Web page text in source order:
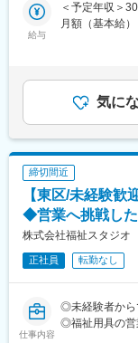
のため、実力
ていただくこ
■障がい者支援
・障がい者支
異なるため、
我々の支援に
長していく姿に
■当社のコンセ
・ご利用者様
えます。家族
ンを通して、
こでくらした
ます。
変更の範囲：
※1日患者数50
◇売上に加え
ンの習得など
としても成長
■当社の特徴：
◇広島県を中心
主に広島県で
のための美容
営しております
※今後、更なる
◇離職率が低く
・知識・技術
が特徴です。
・有給や産休
給与
＜予定年収＞
月額（基本給
気に
締切間近
【東区/未経験歓
◆営業へ挑戦し
株式会社福祉スタジオ
正社員 転勤なし
仕事内容
◎未経験者から
◎福祉用具の営